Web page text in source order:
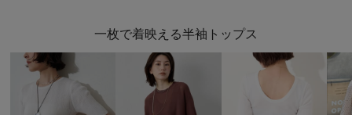
一枚で着映える半袖トップス